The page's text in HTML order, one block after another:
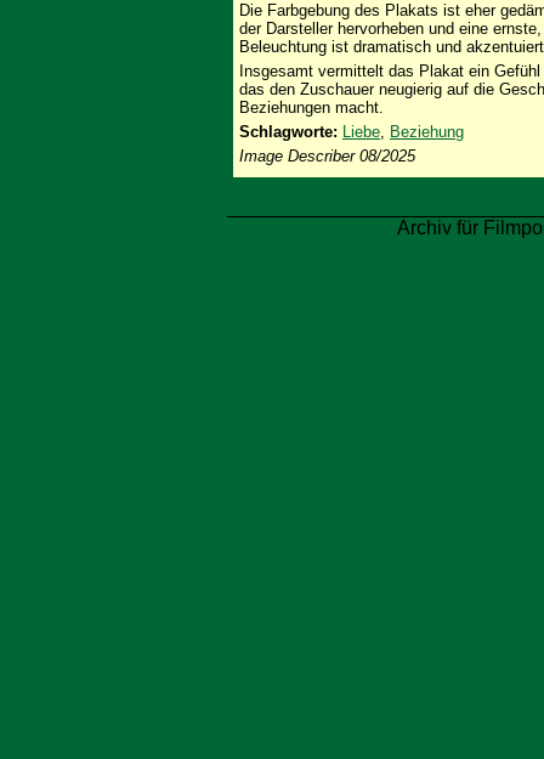
Die Farbgebung des Plakats ist eher
der Darsteller hervorheben und eine
Beleuchtung ist dramatisch und
Insgesamt vermittelt das Plakat ein
das den Zuschauer neugierig auf die
Beziehungen macht.
Schlagworte: Liebe, Beziehung
Image Describer 08/2025
Archiv für